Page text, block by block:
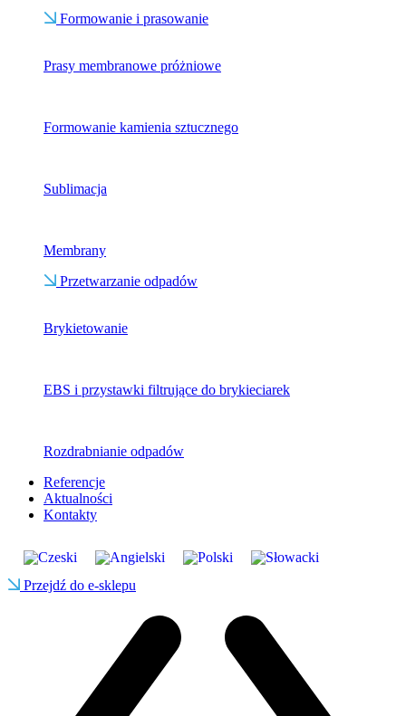
Formowanie i prasowanie
Prasy membranowe próżniowe
Formowanie kamienia sztucznego
Sublimacja
Membrany
Przetwarzanie odpadów
Brykietowanie
EBS i przystawki filtrujące do brykieciarek
Rozdrabnianie odpadów
Referencje
Aktualności
Kontakty
Przejdź do e-sklepu